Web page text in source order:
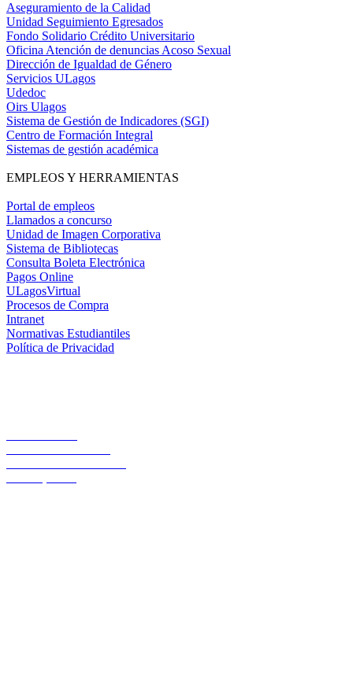
Aseguramiento de la Calidad
Unidad Seguimiento Egresados
Fondo Solidario Crédito Universitario
Oficina Atención de denuncias Acoso Sexual
Dirección de Igualdad de Género
Servicios ULagos
Udedoc
Oirs Ulagos
Sistema de Gestión de Indicadores (SGI)
Centro de Formación Integral
Sistemas de gestión académica
EMPLEOS Y HERRAMIENTAS
Portal de empleos
Llamados a concurso
Unidad de Imagen Corporativa
Sistema de Bibliotecas
Consulta Boleta Electrónica
Pagos Online
ULagosVirtual
Procesos de Compra
Intranet
Normativas Estudiantiles
Política de Privacidad